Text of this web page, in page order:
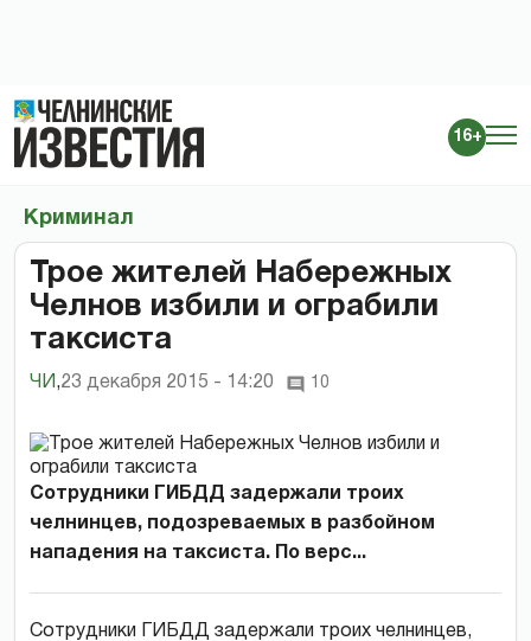
16+
Криминал
Трое жителей Набережных
Челнов избили и ограбили
таксиста
ЧИ ,23 декабря 2015 - 14:20 10
Сотрудники ГИБДД задержали троих
челнинцев, подозреваемых в разбойном
нападения на таксиста. По верс...
Сотрудники ГИБДД задержали троих челнинцев,